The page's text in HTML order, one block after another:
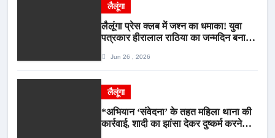
लैलूंगा
लैलूंगा प्रेस क्लब में जश्न का धमाका! युवा
पत्रकार हीरालाल राठिया का जन्मदिन बना
स्वरJun 26 , 2026
लैलूंगा
*अभियान ‘संवेदना’ के तहत महिला थाना की
कार्रवाई, शादी का झांसा देकर दुष्कर्म करने